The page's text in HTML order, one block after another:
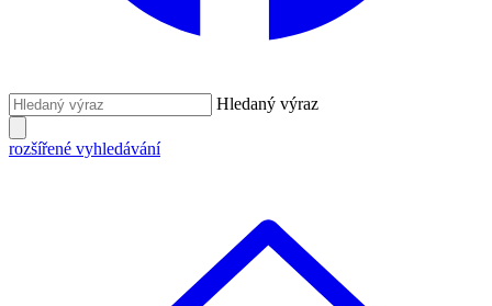
Hledaný výraz
rozšířené vyhledávání